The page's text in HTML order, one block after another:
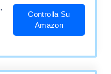
Controlla Su
Amazon